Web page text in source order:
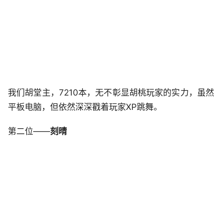
我们胡堂主，7210本，无不彰显胡桃玩家的实力，虽然
平板电脑，但依然深深戳着玩家XP跳舞。
第二位——刻晴